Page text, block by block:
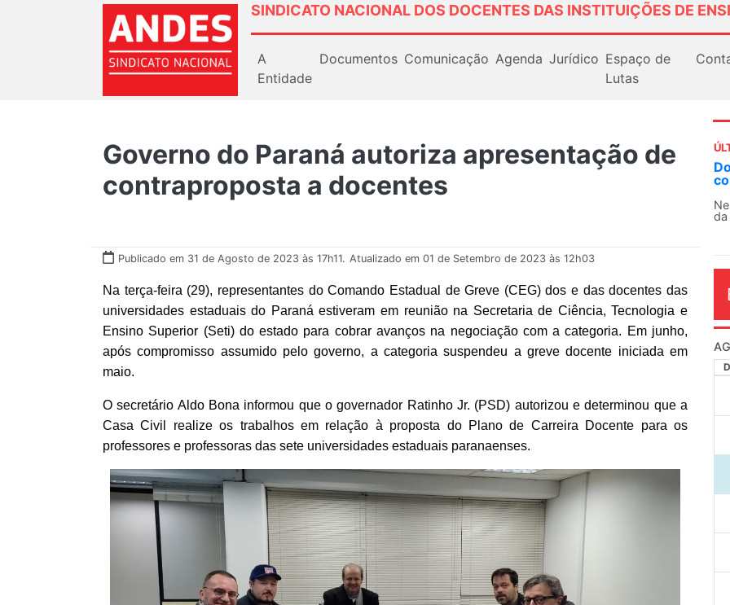
SINDICATO NACIONAL DOS DOCENTES DAS INSTITUIÇÕES DE
A
Entidade
Documentos Comunicação Agenda Jurídico Espaço de
Lutas
Governo do Paraná autoriza apresentação de
contraproposta a docentes
Publicado em 31 de Agosto de 2023 às 17h11. Atualizado em 01 de Setembro de 2023 às 12h03
Na terça-feira (29), representantes do Comando Estadual de Greve (CEG) dos e das docentes das
universidades estaduais do Paraná estiveram em reunião na Secretaria de Ciência, Tecnologia e
Ensino Superior (Seti) do estado para cobrar avanços na negociação com a categoria. Em junho,
após compromisso assumido pelo governo, a categoria suspendeu a greve docente iniciada em
maio.
O secretário Aldo Bona informou que o governador Ratinho Jr. (PSD) autorizou e determinou que a
Casa Civil realize os trabalhos em relação à proposta do Plano de Carreira Docente para os
professores e professoras das sete universidades estaduais paranaenses.
Docentes paralisam novamente as
contra as políticas de Milei na
Nessa segunda-feira (3), sindicatos de
da educação superior e básica da Argentina...